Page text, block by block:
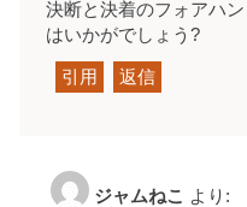
決断と決着のフォアハン
はいかがでしょう?
引用 返信
ジャムねこ より: